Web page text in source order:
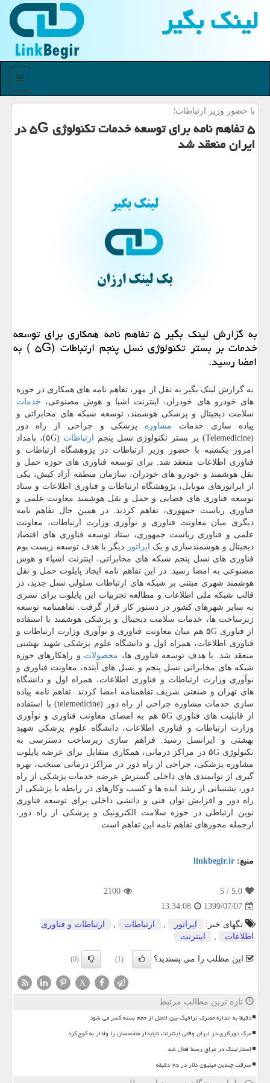
لینك بگیر
منو
با حضور وزیر ارتباطات؛
۵ تفاهم نامه برای توسعه خدمات تكنولوژی ۵G در
ایران منعقد شد
به گزارش لینك بگیر ۵ تفاهم نامه همكاری برای توسعه
خدمات بر بستر تكنولوژی نسل پنجم ارتباطات (۵G ) به
امضا رسید.
به گزارش لینک بگیر به نقل از مهر، تفاهم نامه های همکاری در حوزه
های خودرو های خودران، اینترنت اشیا و هوش مصنوعی، خدمات
سلامت دیجیتال و پزشکی هوشمند، توسعه شبکه های مخابراتی و
پیاده سازی خدمات مشاوره پزشکی و جراحی از راه دور
(Telemedicine) بر بستر تکنولوژی نسل پنجم
ارتباطات
(۵G)، بامداد
امروز یکشنبه با حضور وزیر ارتباطات در پژوهشگاه ارتباطات و
فناوری اطلاعات منعقد شد. برای توسعه فناوری های حوزه حمل و
نقل هوشمند و خودرو های خودران، سازمان منطقه آزاد کیش، یکی
از اپراتورهای موبایل، پژوهشگاه ارتباطات و فناوری اطلاعات و ستاد
توسعه فناوری های فضایی و حمل و نقل هوشمند معاونت علمی و
فناوری ریاست جمهوری، تفاهم کردند. در همین حال تفاهم نامه
دیگری میان معاونت فناوری و نوآوری وزارت ارتباطات، معاونت
علمی و فناوری ریاست جمهوری، ستاد توسعه فناوری های اقتصاد
دیجیتال و هوشمندسازی و یک اپراتور دیگر با هدف توسعه زیست بوم
فناوری های نسل پنجم شبکه های مخابراتی، اینترنت اشیاء و هوش
مصنوعی به امضا رسید. در این تفاهم نامه ایجاد پایلوت حمل و نقل
هوشمند شهری مبتنی بر شبکه های ارتباطات سلولی نسل جدید، در
قالب شبکه ملی اطلاعات و مطالعه تجربیات این پایلوت برای تسری
به سایر شهرهای کشور در دستور کار قرار گرفت. تفاهمنامه توسعه
زیرساخت ها، خدمات سلامت دیجیتال و پزشکی هوشمند با استفاده
از فناوری ۵G هم میان معاونت فناوری و نوآوری وزارت ارتباطات و
فناوری اطلاعات، همراه اول و دانشگاه علوم پزشکی شهید بهشتی
منعقد شد. با هدف توسعه فناوری ها، محصولات و راهکارهای حوزه
شبکه های مخابراتی نسل پنجم و نسل های آینده، معاونت فناوری و
نوآوری وزارت ارتباطات و فناوری اطلاعات، همراه اول و دانشگاه
های تهران و صنعتی شریف تفاهمنامه امضا کردند. تفاهم نامه پیاده
سازی خدمات مشاوره جراحی از راه دور (telemedicine) با استفاده
از قابلیت های فناوری ۵G هم به امضای معاونت فناوری و نوآوری
وزارت ارتباطات و فناوری اطلاعات، دانشگاه علوم پزشکی شهید
بهشتی و ایرانسل رسید. فراهم سازی زیرساخت دسترسی به
تکنولوژی ۵G در مراکز درمانی، همکاری متقابل برای عرضه پایلوت
مشاوره پزشکی، جراحی از راه دور در مراکز درمانی منتخب، بهره
گیری از توانمندی های داخلی گسترش عرضه خدمات پزشکی از راه
دور، پشتیبانی از رشد ایده ها و کسب وکارهای در رابطه با پزشکی از
راه دور و افزایش توان فنی و دانشی داخلی برای توسعه فناوری
نوین ارتباطی در حوزه سلامت الکترونیک و پزشکی از راه دور،
ازجمله محورهای تفاهم نامه این تفاهم است.
منبع: linkbegir.ir
5.0
/ 5
2100
1399/07/07
13:34:08
تگهای خبر:
اپراتور , ارتباطات ,
ارتباطات و فناوری
اطلاعات
, اینترنت
این مطلب را می پسندید؟ (1)
(0)
X
تازه ترین مطالب مرتبط
دقیقا به اندازه مصرف ترافیک بین الملل از حجم بسته کسر می شود
مرگ دورکاری در ایران وقتی اینترنت ناپایدار متخصصان را وادار به کوچ کرد
استارلینک در عراق رسما فعال شد
سرقت چندین میلیون دلار در ۲۵ دقیقه